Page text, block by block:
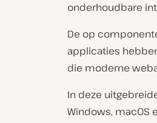
onderhoudbare
De op
applicaties
die moderne
In deze
Windows, macOS